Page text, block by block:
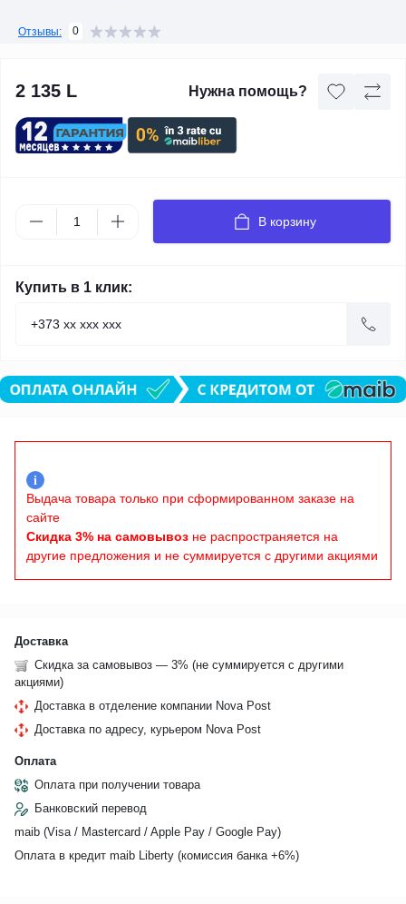
Отзывы: 0
2 135 L Нужна помощь?
В корзину
Купить в 1 клик:
i
Выдача товара только при сформированном заказе на
сайте
Скидка 3% на самовывоз не распространяется на
другие предложения и не суммируется с другими акциями
Доставка
Скидка за самовывоз — 3% (не суммируется с другими
акциями)
Доставка в отделение компании Nova Post
Доставка по адресу, курьером Nova Post
Оплата
Оплата при получении товара
Банковский перевод
maib (Visa / Mastercard / Apple Pay / Google Pay)
Оплата в кредит maib Liberty (комиссия банкa +6%)